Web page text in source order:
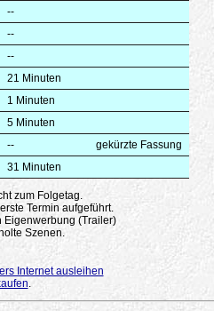
--
--
--
21 Minuten
1 Minuten
5 Minuten
--
gekürzte Fassung
31 Minuten
zum Folgetag.
Termin aufgeführt.
Eigenwerbung (Trailer)
Szenen.
Internet ausleihen
.